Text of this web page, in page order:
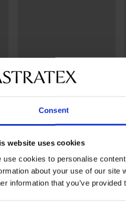
Consent
website uses cookies
use cookies to personalise
about your use of our site
information that you’ve
5
Отстъпка -30%
2PACK памучни слипове
Harry
LIMITED